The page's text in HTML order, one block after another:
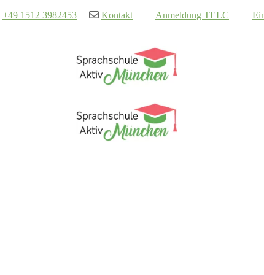
+49 1512 3982453 Kontakt Anmeldung TELC